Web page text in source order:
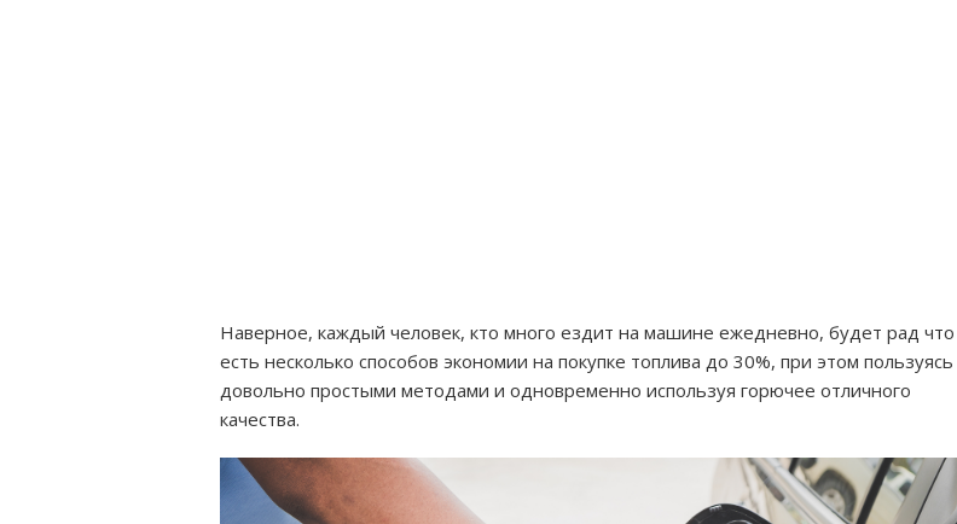
Наверное, каждый человек, кто много ездит на машине ежедневно, будет рад что
есть несколько способов экономии на покупке топлива до 30%, при этом пользуясь
довольно простыми методами и одновременно используя горючее отличного
качества.